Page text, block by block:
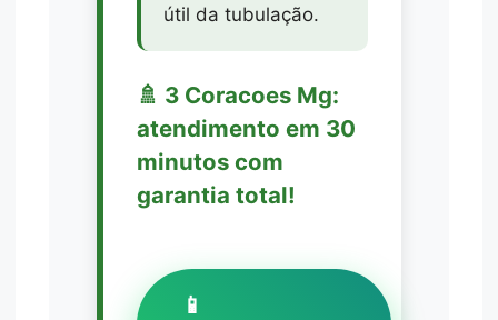
útil da tubulação.
🚿 3 Coracoes Mg:
atendimento em 30
minutos com
garantia total!
📱